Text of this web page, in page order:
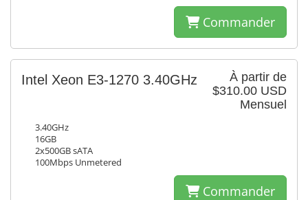
Commander
À partir de
$310.00 USD
Mensuel
Intel Xeon E3-1270 3.40GHz
3.40GHz
16GB
2x500GB sATA
100Mbps Unmetered
Commander